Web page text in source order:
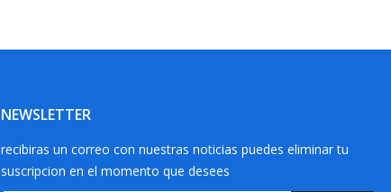
NEWSLETTER
recibiras un correo con nuestras noticias puedes eliminar tu
suscripcion en el momento que desees